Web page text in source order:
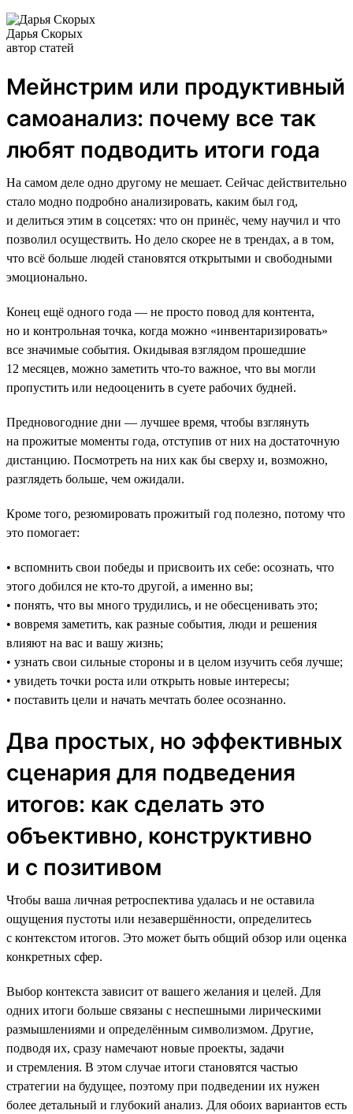
Дарья Скорых
автор статей
Мейнстрим или продуктивный
самоанализ: почему все так
любят подводить итоги года
На самом деле одно другому не мешает. Сейчас действительно
стало модно подробно анализировать, каким был год,
и делиться этим в соцсетях: что он принёс, чему научил и что
позволил осуществить. Но дело скорее не в трендах, а в том,
что всё больше людей становятся открытыми и свободными
эмоционально.
Конец ещё одного года — не просто повод для контента,
но и контрольная точка, когда можно «инвентаризировать»
все значимые события. Окидывая взглядом прошедшие
12 месяцев, можно заметить что-то важное, что вы могли
пропустить или недооценить в суете рабочих будней.
Предновогодние дни — лучшее время, чтобы взглянуть
на прожитые моменты года, отступив от них на достаточную
дистанцию. Посмотреть на них как бы сверху и, возможно,
разглядеть больше, чем ожидали.
Кроме того, резюмировать прожитый год полезно, потому что
это помогает:
• вспомнить свои победы и присвоить их себе: осознать, что
этого добился не кто-то другой, а именно вы;
• понять, что вы много трудились, и не обесценивать это;
• вовремя заметить, как разные события, люди и решения
влияют на вас и вашу жизнь;
• узнать свои сильные стороны и в целом изучить себя лучше;
• увидеть точки роста или открыть новые интересы;
• поставить цели и начать мечтать более осознанно.
Два простых, но эффективных
сценария для подведения
итогов: как сделать это
объективно, конструктивно
и с позитивом
Чтобы ваша личная ретроспектива удалась и не оставила
ощущения пустоты или незавершённости, определитесь
с контекстом итогов. Это может быть общий обзор или оценка
конкретных сфер.
Выбор контекста зависит от вашего желания и целей. Для
одних итоги больше связаны с неспешными лирическими
размышлениями и определённым символизмом. Другие,
подводя их, сразу намечают новые проекты, задачи
и стремления. В этом случае итоги становятся частью
стратегии на будущее, поэтому при подведении их нужен
более детальный и глубокий анализ. Для обоих вариантов есть